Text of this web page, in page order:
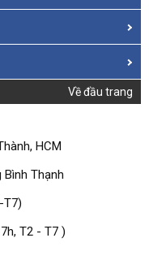
Về đầu trang
HCM
Bình Thạnh
T7)
T2 - T7 )